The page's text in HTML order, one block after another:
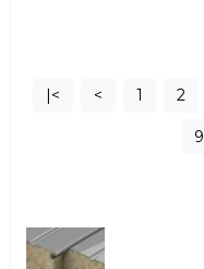
|< < 1 2
9